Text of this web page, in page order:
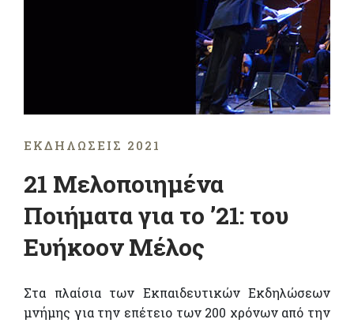
ΕΚΔΗΛΏΣΕΙΣ 2021
21 Μελοποιημένα
Ποιήματα για το ’21: του
Ευήκοον Μέλος
Στα πλαίσια των Εκπαιδευτικών Εκδηλώσεων
μνήμης για την επέτειο των 200 χρόνων από την